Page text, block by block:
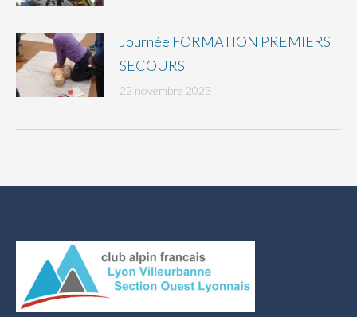
Journée FORMATION PREMIERS
SECOURS
22 novembre 2023